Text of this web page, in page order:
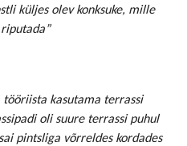
küljes olev konksuke, mille
tööriista kasutama terrassi
oli suure terrassi puhul
pintsliga võrreldes kordades